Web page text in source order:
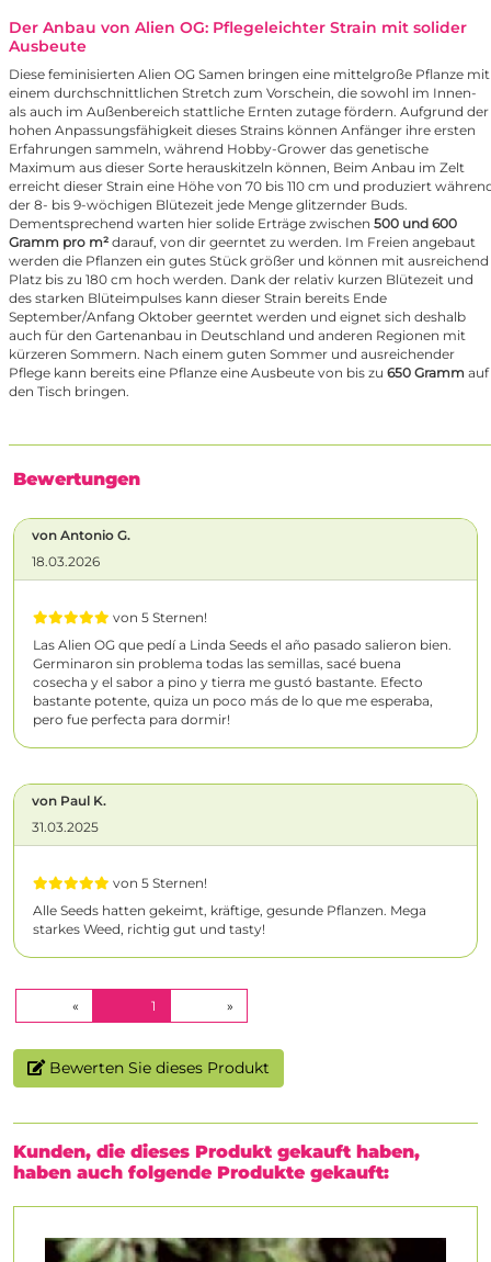
Der Anbau von Alien OG: Pflegeleichter Strain mit solider
Ausbeute
Diese feminisierten Alien OG Samen bringen eine mittelgroße Pflanze mit
einem durchschnittlichen Stretch zum Vorschein, die sowohl im Innen-
als auch im Außenbereich stattliche Ernten zutage fördern. Aufgrund der
hohen Anpassungsfähigkeit dieses Strains können Anfänger ihre ersten
Erfahrungen sammeln, während Hobby-Grower das genetische
Maximum aus dieser Sorte herauskitzeln können, Beim Anbau im Zelt
erreicht dieser Strain eine Höhe von 70 bis 110 cm und produziert
der 8- bis 9-wöchigen Blütezeit jede Menge glitzernder Buds.
Dementsprechend warten hier solide Erträge zwischen 500 und 600
Gramm pro m² darauf, von dir geerntet zu werden. Im Freien angebaut
werden die Pflanzen ein gutes Stück größer und können mit ausreichend
Platz bis zu 180 cm hoch werden. Dank der relativ kurzen Blütezeit und
des starken Blüteimpulses kann dieser Strain bereits Ende
September/Anfang Oktober geerntet werden und eignet sich deshalb
auch für den Gartenanbau in Deutschland und anderen Regionen mit
kürzeren Sommern. Nach einem guten Sommer und ausreichender
Pflege kann bereits eine Pflanze eine Ausbeute von bis zu 650 Gramm auf
den Tisch bringen.
Bewertungen
von Antonio G.
18.03.2026
von 5 Sternen!
Las Alien OG que pedí a Linda Seeds el año pasado salieron bien.
Germinaron sin problema todas las semillas, sacé buena
cosecha y el sabor a pino y tierra me gustó bastante. Efecto
bastante potente, quiza un poco más de lo que me esperaba,
pero fue perfecta para dormir!
von Paul K.
31.03.2025
von 5 Sternen!
Alle Seeds hatten gekeimt, kräftige, gesunde Pflanzen. Mega
starkes Weed, richtig gut und tasty!
« 1 (CURRENT)»
Bewerten Sie dieses Produkt
Kunden, die dieses Produkt gekauft haben,
haben auch folgende Produkte gekauft: